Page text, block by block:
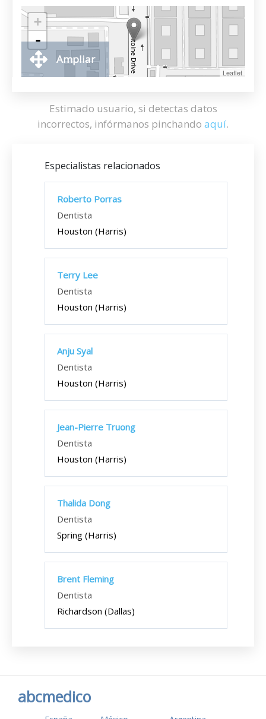
+
-
Leaflet
Ampliar
Estimado usuario, si detectas datos
incorrectos, infórmanos pinchando aquí.
Especialistas relacionados
Roberto Porras
Dentista
Houston (Harris)
Terry Lee
Dentista
Houston (Harris)
Anju Syal
Dentista
Houston (Harris)
Jean-Pierre Truong
Dentista
Houston (Harris)
Thalida Dong
Dentista
Spring (Harris)
Brent Fleming
Dentista
Richardson (Dallas)
abcmedico